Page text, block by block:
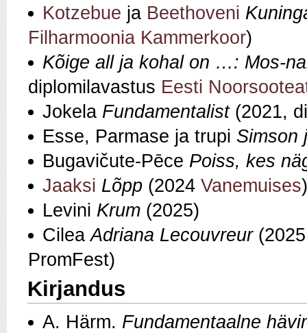
Kotzebue ja Beethoveni
Filharmoonia Kammerkoor)
Kõige all ja kohal on …: Mos-
diplomilavastus Eesti
Jokela Fundamentalist(2021,
Esse, Parmase ja trupi Simson
Bugavičute-Pēce Poiss, kes
Jaaksi Lõpp (2024 Vanemuises)
Levini Krum (2025)
CileaAdriana Lecouvreur
PromFest)
Kirjandus
A. Härm. Fundamentaalne